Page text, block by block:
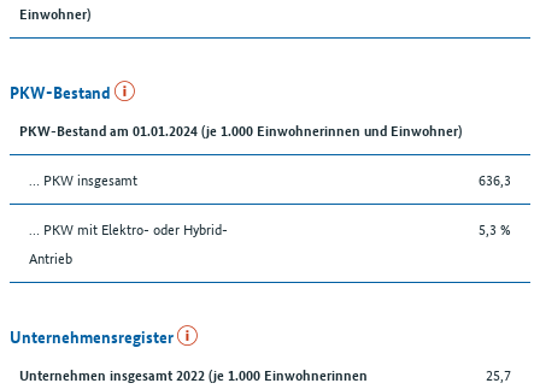
Einwohner)
PKW-Bestand
PKW-Bestand am 01.01.2024 (je 1.000 Einwohnerinnen und Einwohner)
… PKW insgesamt 636,3
… PKW mit Elektro- oder Hybrid-
Antrieb
5,3 %
Unternehmensregister
Unternehmen insgesamt 2022 (je 1.000 Einwohnerinnen
25,7